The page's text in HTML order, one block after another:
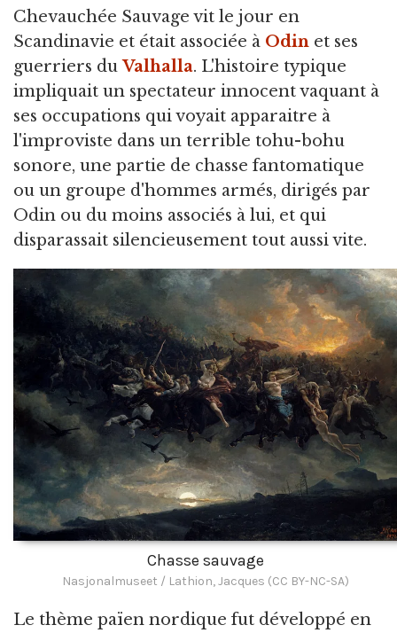
Chevauchée Sauvage vit le jour en
Scandinavie et était associée à Odin et ses
guerriers duValhalla. L'histoire typique
impliquait un spectateur innocent vaquant à
ses occupations qui voyait apparaitre à
l'improviste dans un terrible tohu-bohu
sonore, une partie de chasse fantomatique
ou un groupe d'hommes armés, dirigés par
Odin ou du moins associés à lui, et qui
disparassait silencieusement tout aussi vite.
Chasse sauvage
Nasjonalmuseet / Lathion, Jacques (CC BY-NC-SA)
Le thème païen nordique fut développé en